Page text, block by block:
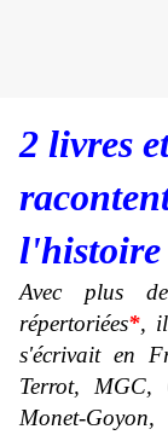
2 livres
l'histoire
Avec plus
répertoriées*,
s'écrivait en
Terrot, MGC,
Monet-